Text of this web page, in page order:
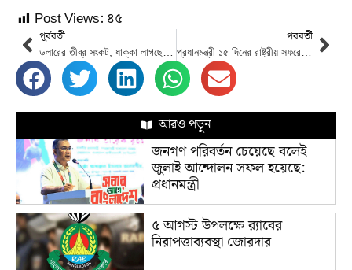
Post Views: ৪৫
পূর্ববর্তী
ডলারের তীব্র সংকট, ধাক্কা লাগছে ব্যবসা-বাণিজ্যের স্বাভাবিক গতিতে
পরবর্তী
প্রধানমন্ত্রী ১৫ দিনের রাষ্ট্রীয় সফরে কাল বিদেশ যাচ্ছেন
আরও পড়ুন
জনগণ পরিবর্তন চেয়েছে বলেই
জুলাই আন্দোলন সফল হয়েছে:
প্রধানমন্ত্রী
৫ আগস্ট উপলক্ষে র‌্যাবের
নিরাপত্তাব্যবস্থা জোরদার